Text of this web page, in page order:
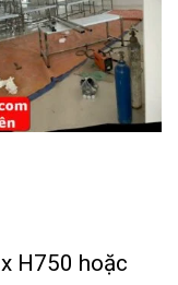
H750 hoặc